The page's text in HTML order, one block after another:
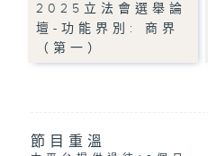
2025立法會選舉論
壇-功能界別: 商界
（第一）
節目重溫